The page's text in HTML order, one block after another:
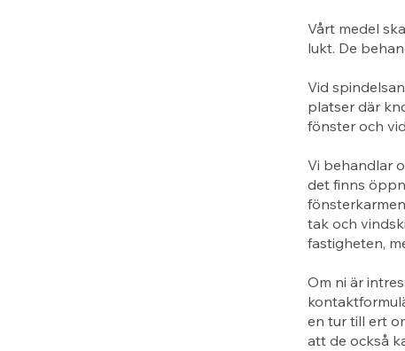
Vårt medel
lukt. De
Vid
platser där
fönster och
Vi behandlar
det finns
tak och
fastigheten,
Om ni är
en tur till ert
att de också